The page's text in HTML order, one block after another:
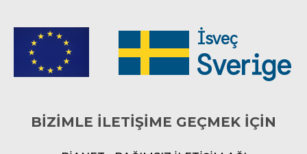
BİZİMLE İLETİŞİME GEÇMEK İÇİN